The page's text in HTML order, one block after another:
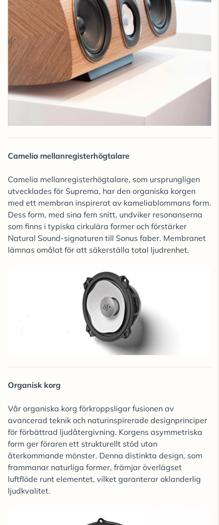
Camelia mellanregisterhögtalare
Camelia mellanregisterhögtalare, som ursprungligen
utvecklades för Suprema, har den organiska korgen
med ett membran inspirerat av kameliablommans form.
Dess form, med sina fem snitt, undviker resonanserna
som finns i typiska cirkulära former och förstärker
Natural Sound-signaturen till Sonus faber. Membranet
lämnas omålat för att säkerställa total ljudrenhet.
Organisk korg
Vår organiska korg förkroppsligar fusionen av
avancerad teknik och naturinspirerade designprinciper
för förbättrad ljudåtergivning. Korgens asymmetriska
form ger föraren ett strukturellt stöd utan
återkommande mönster. Denna distinkta design, som
frammanar naturliga former, främjar överlägset
luftflöde runt elementet, vilket garanterar oklanderlig
ljudkvalitet.